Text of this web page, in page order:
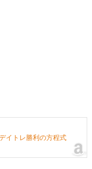
イトレ勝利の方程式